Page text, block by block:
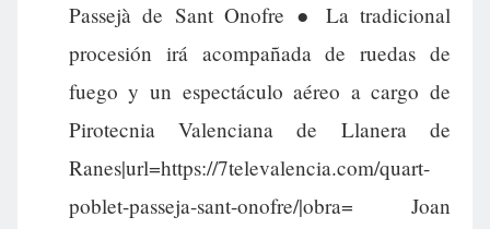
Passejà de Sant Onofre ● La tradicional
procesión irá acompañada de ruedas de
fuego y un espectáculo aéreo a cargo de
Pirotecnia Valenciana de Llanera de
Ranes|url=https://7televalencia.com/quart-
poblet-passeja-sant-onofre/|obra= Joan